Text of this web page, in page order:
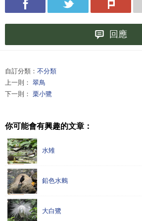
回應
自訂分類： 不分類
上一則： 翠鳥
下一則： 栗小鷺
你可能會有興趣的文章：
水雉
鉛色水鶇
大白鷺